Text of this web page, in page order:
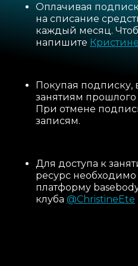
Оплачивая
на списание
каждый месяц.
напишите Кристине
Покупая подписку,
занятиям
При отмене
записям.
Для доступа к
ресурс необходимо
платформу
клуба @ChristineEte